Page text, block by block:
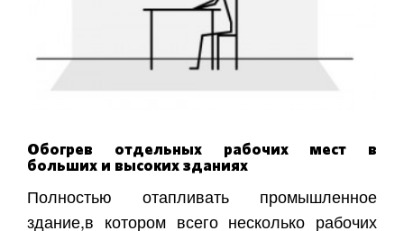
Обогрев отдельных рабочих мест в
больших и высоких зданиях
Полностью отапливать промышленное
здание,в котором всего несколько рабочих